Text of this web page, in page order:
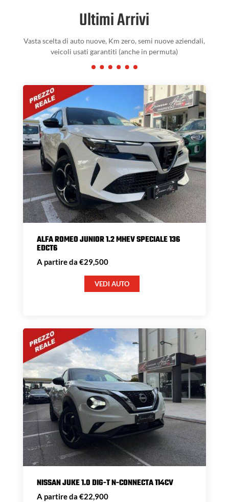
Ultimi Arrivi
Vasta scelta di auto nuove, Km zero, semi nuove aziendali,
veicoli usati garantiti (anche in permuta)
ALFA ROMEO JUNIOR 1.2 MHEV SPECIALE 136
EDCT6
A partire da €29,500
VEDI AUTO
NISSAN JUKE 1.0 DIG-T N-CONNECTA 114CV
A partire da €22,900